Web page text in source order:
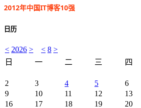
2012年中国IT博客10强
日历
< 2026 > < 8 >
日
一 二 三 四
2
3 4 5 6
9
10 11 12 13
16
17 18 19 20